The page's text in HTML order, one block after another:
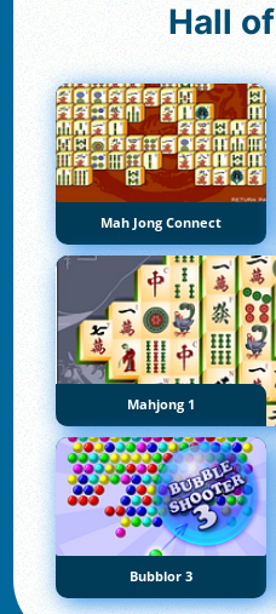
Hall of
Mah Jong Connect
Mahjong 1
Bubblor 3